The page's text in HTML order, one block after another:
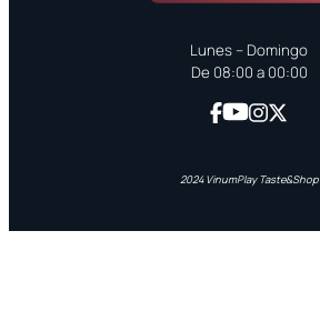
Lunes – Domingo
De 08:00 a 00:00
2024 VinumPlay Taste&Shop